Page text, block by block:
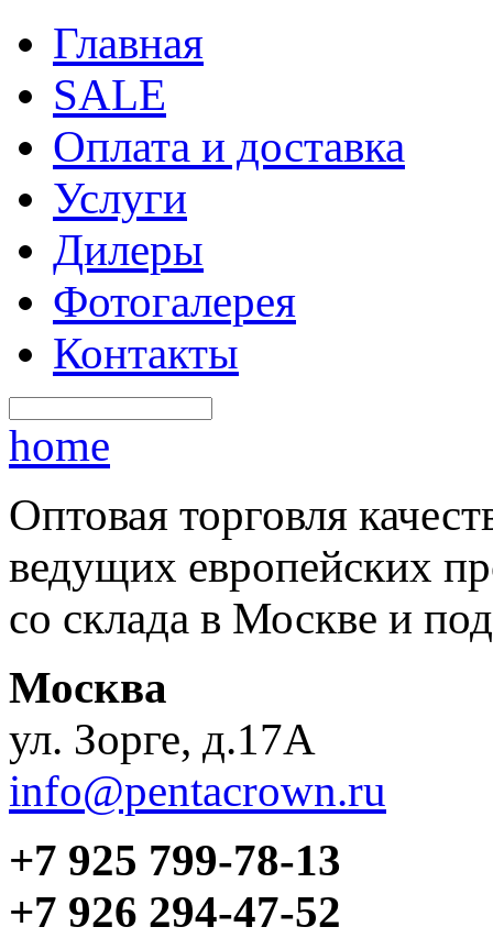
Главная
SALE
Оплата и доставка
Услуги
Дилеры
Фотогалерея
Контакты
home
Оптовая торговля
ведущих европейских
со склада в Москве и под
Москва
ул. Зорге, д.17А
info@pentacrown.ru
+7 925 799-78-13
+7 926 294-47-52